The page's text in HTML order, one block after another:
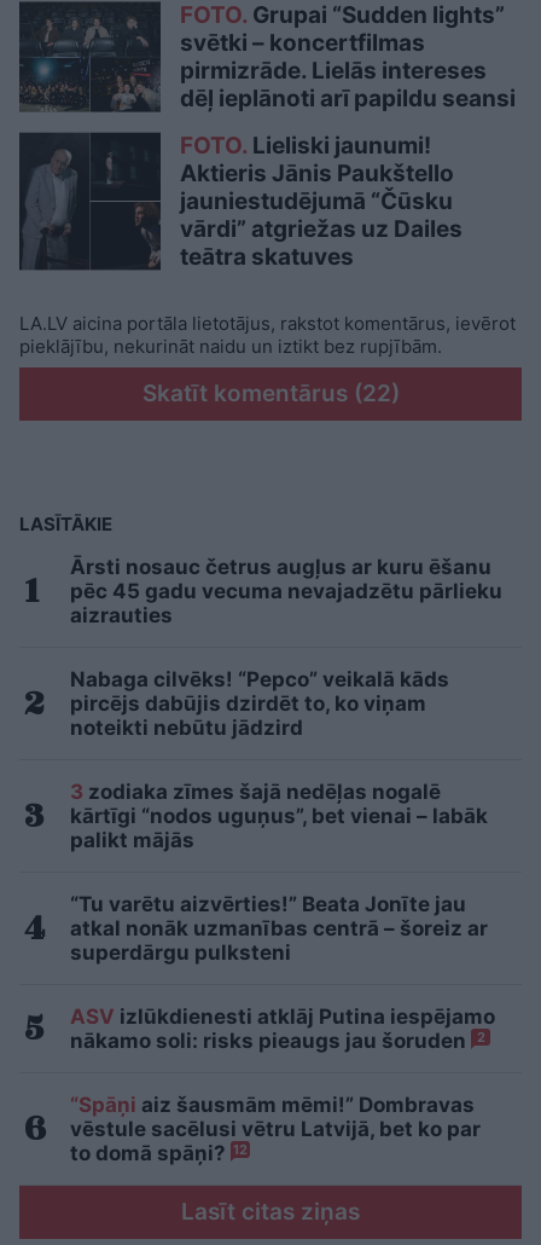
FOTO. Grupai “Sudden lights”
svētki – koncertfilmas
pirmizrāde. Lielās intereses
dēļ ieplānoti arī papildu seansi
FOTO. Lieliski jaunumi!
Aktieris Jānis Paukštello
jauniestudējumā “Čūsku
vārdi” atgriežas uz Dailes
teātra skatuves
LA.LV aicina portāla lietotājus, rakstot komentārus, ievērot
pieklājību, nekurināt naidu un iztikt bez rupjībām.
Skatīt komentārus (22)
LASĪTĀKIE
Ārsti nosauc četrus augļus ar kuru ēšanu
pēc 45 gadu vecuma nevajadzētu pārlieku
aizrauties
Nabaga cilvēks! “Pepco” veikalā kāds
pircējs dabūjis dzirdēt to, ko viņam
noteikti nebūtu jādzird
3 zodiaka zīmes šajā nedēļas nogalē
kārtīgi “nodos uguņus”, bet vienai – labāk
palikt mājās
“Tu varētu aizvērties!” Beata Jonīte jau
atkal nonāk uzmanības centrā – šoreiz ar
superdārgu pulksteni
ASV izlūkdienesti atklāj Putina iespējamo
nākamo soli: risks pieaugs jau šoruden
2
“Spāņi aiz šausmām mēmi!” Dombravas
vēstule sacēlusi vētru Latvijā, bet ko par
to domā spāņi? 12
Lasīt citas ziņas